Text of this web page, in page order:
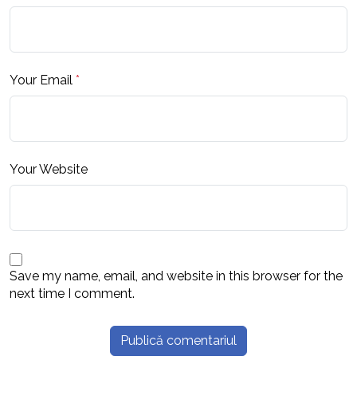
Your Email *
Your Website
Save my name, email, and website in this browser for the
next time I comment.